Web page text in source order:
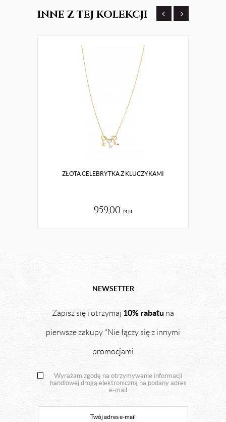
INNE Z TEJ KOLEKCJI
ZŁOTA CELEBRYTKA Z KLUCZYKAMI
959,00 pln
NEWSETTER
Zapisz się i otrzymaj 10% rabatu na
pierwsze zakupy *Nie łączy się z innymi
promocjami
Wyrażam zgodę na otrzymywanie informacji
handlowej drogą elektroniczną na podany adres
e-mail